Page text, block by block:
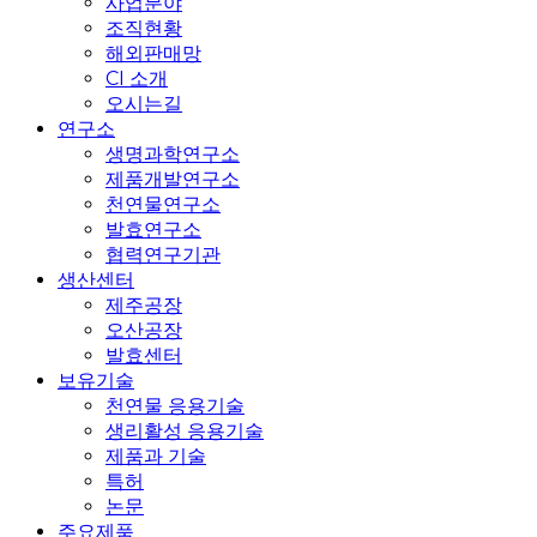
조직현황
해외판매망
CI 소개
오시는길
연구소
생명과학연구소
제품개발연구소
천연물연구소
발효연구소
협력연구기관
생산센터
제주공장
오산공장
발효센터
보유기술
천연물 응용기술
생리활성 응용기술
제품과 기술
특허
논문
주요제품